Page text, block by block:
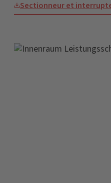
Sectionneur et